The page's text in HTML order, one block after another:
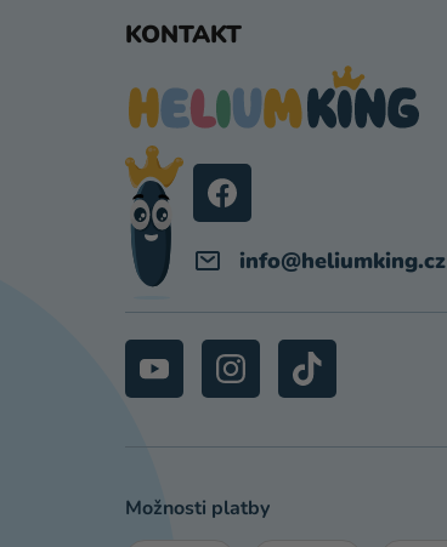
KONTAKT
info@heliumking.cz
Možnosti platby